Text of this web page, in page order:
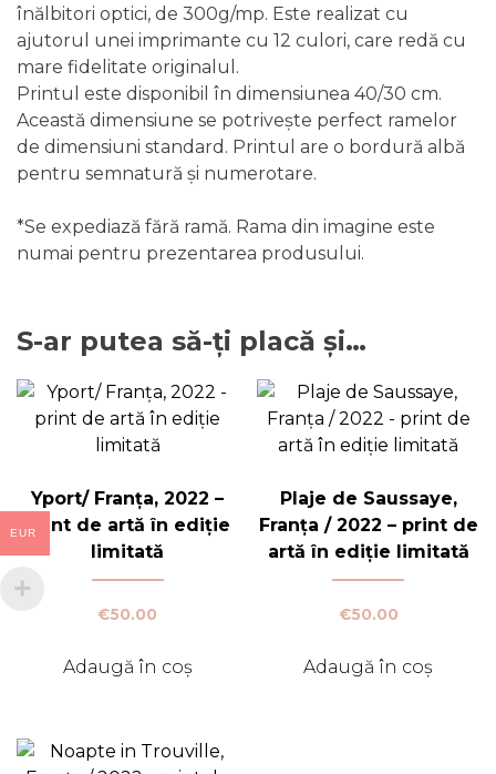
înălbitori optici, de 300g/mp. Este realizat cu
ajutorul unei imprimante cu 12 culori, care redă cu
mare fidelitate originalul.
Printul este disponibil în dimensiunea 40/30 cm.
Această dimensiune se potrivește perfect ramelor
de dimensiuni standard. Printul are o bordură albă
pentru semnatură și numerotare.
*Se expediază fără ramă. Rama din imagine este
numai pentru prezentarea produsului.
S-ar putea să-ți placă și…
Yport/ Franța, 2022 –
print de artă în ediție
limitată
€50.00
Adaugă în coș
Plaje de Saussaye,
Franța / 2022 – print de
artă în ediție limitată
€50.00
Adaugă în coș
EUR